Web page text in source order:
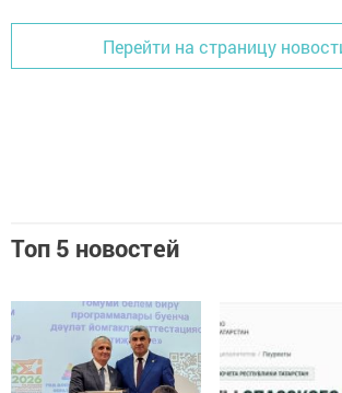
Перейти на страницу
Топ 5 новостей